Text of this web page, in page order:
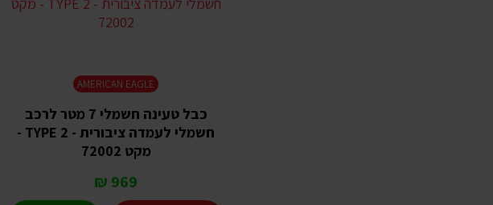
AMERICAN EAGLE
כבל טעינה חשמלי 7 מטר לרכב
חשמלי לעמדה ציבורית - TYPE 2 -
מקט 72002
969 ₪